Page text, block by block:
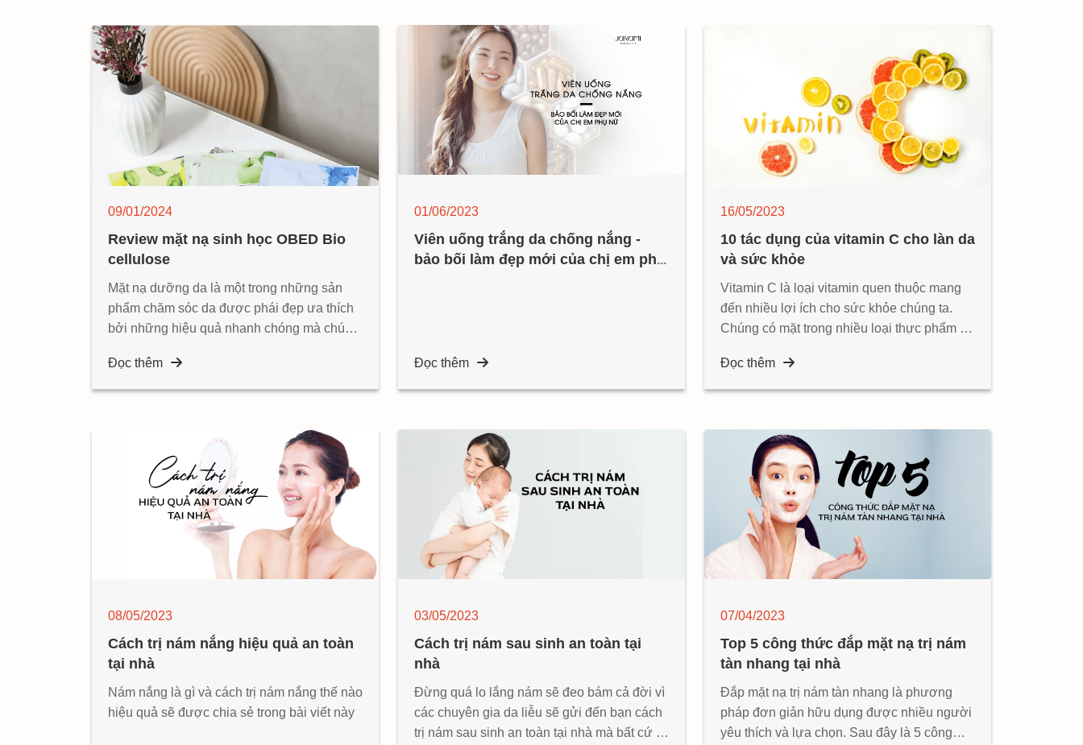
09/01/2024
Review mặt nạ sinh học OBED Bio
cellulose
Mặt nạ dưỡng da là một trong những sản
phẩm chăm sóc da được phái đẹp ưa thích
bởi những hiệu quả nhanh chóng mà chúng
Đọc thêm
01/06/2023
Viên uống trắng da chống nắng -
bảo bối làm đẹp mới của chị em phụ
Đọc thêm
16/05/2023
10 tác dụng của vitamin C cho làn da
và sức khỏe
Vitamin C là loại vitamin quen thuộc mang
đến nhiều lợi ích cho sức khỏe chúng ta.
Chúng có mặt trong nhiều loại thực phẩm và
Đọc thêm
08/05/2023
Cách trị nám nắng hiệu quả an toàn
tại nhà
Nám nắng là gì và cách trị nám nắng thế nào
hiệu quả sẽ được chia sẻ trong bài viết này
03/05/2023
Cách trị nám sau sinh an toàn tại
nhà
Đừng quá lo lắng nám sẽ đeo bám cả đời vì
các chuyên gia da liễu sẽ gửi đến bạn cách
trị nám sau sinh an toàn tại nhà mà bất cứ ai
07/04/2023
Top 5 công thức đắp mặt nạ trị nám
tàn nhang tại nhà
Đắp mặt nạ trị nám tàn nhang là phương
pháp đơn giản hữu dụng được nhiều người
yêu thích và lựa chọn. Sau đây là 5 công